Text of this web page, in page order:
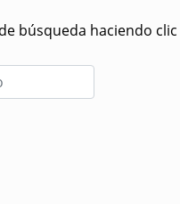
búsqueda haciendo